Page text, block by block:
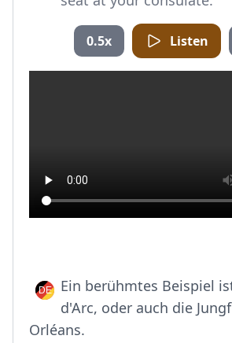
0.5x Listen
Ein berühmtes Beispiel
d'Arc, oder auch die
Orléans.